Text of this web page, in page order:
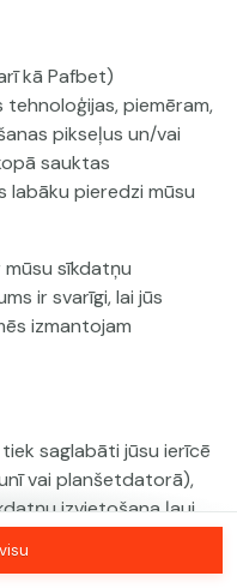
versija. Lūdzu,
īstu naudu.
kā Pafbet)
piemēram,
pikseļus un/vai
sauktas
labāku pieredzi mūsu
sīkdatņu
ir svarīgi, lai jūs
izmantojam
saglabāti jūsu ierīcē
vai planšetdatorā),
izvietošana ļauj
izmantojat mūsu
pieredzi un